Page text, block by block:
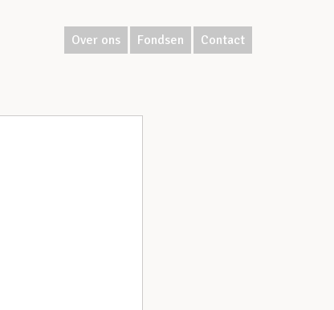
Over ons Fondsen Contact